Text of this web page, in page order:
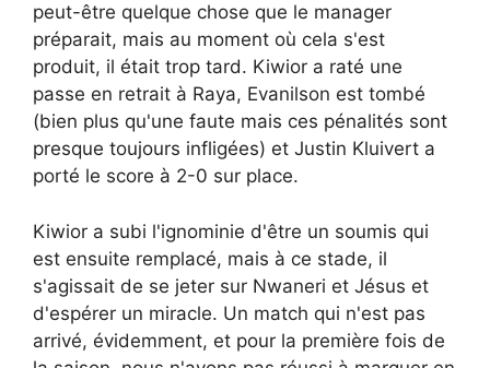
peut-être quelque chose que le manager
préparait, mais au moment où cela s'est
produit, il était trop tard. Kiwior a raté une
passe en retrait à Raya, Evanilson est tombé
(bien plus qu'une faute mais ces pénalités sont
presque toujours infligées) et Justin Kluivert a
porté le score à 2-0 sur place.
Kiwior a subi l'ignominie d'être un soumis qui
est ensuite remplacé, mais à ce stade, il
s'agissait de se jeter sur Nwaneri et Jésus et
d'espérer un miracle. Un match qui n'est pas
arrivé, évidemment, et pour la première fois de